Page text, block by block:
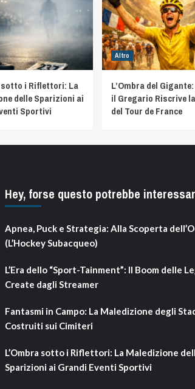
sotto i Riflettori: La
delle Sparizioni ai
Sportivi
Altro
L’Ombra del
il Gregario Riscrive
del Tour de France
Hey, forse questo potrebbe
Apnea, Puck e Strategia: Alla Scoperta
(L’Hockey Subacqueo)
L’Era dello “Sport-Tainment”: Il Boom delle
Create dagli Streamer
Fantasmi in Campo: La Maledizione degli
Costruiti sui Cimiteri
L’Ombra sotto i Riflettori: La Maledizione
Sparizioni ai Grandi Eventi Sportivi